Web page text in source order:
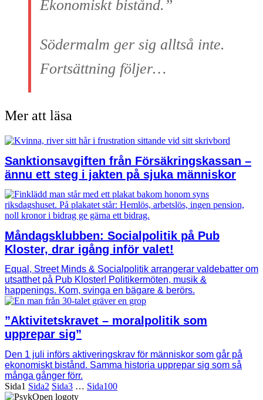
Ekonomiskt bistånd.”
Södermalm ger sig alltså inte.
Fortsättning följer…
Mer att läsa
Sanktionsavgiften från Försäkringskassan –
ännu ett steg i jakten på sjuka människor
Måndagsklubben: Socialpolitik på Pub
Kloster, drar igång inför valet!
Equal, Street Minds & Socialpolitik arrangerar valdebatter om
utsatthet på Pub Kloster! Politikermöten, musik &
happenings. Kom, svinga en bägare & berörs.
”Aktivitetskravet – moralpolitik som
upprepar sig”
Den 1 juli införs aktiveringskrav för människor som går på
ekonomiskt bistånd. Samma historia upprepar sig som så
många gånger förr.
Sida1 Sida2 Sida3 … Sida100